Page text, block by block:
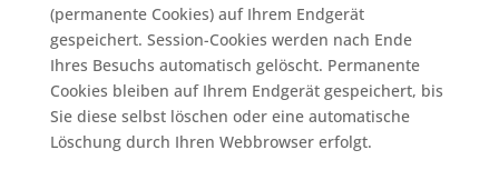
(permanente Cookies) auf Ihrem Endgerät
gespeichert. Session-Cookies werden nach Ende
Ihres Besuchs automatisch gelöscht. Permanente
Cookies bleiben auf Ihrem Endgerät gespeichert, bis
Sie diese selbst löschen oder eine automatische
Löschung durch Ihren Webbrowser erfolgt.